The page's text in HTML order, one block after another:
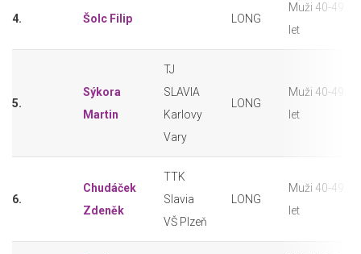
4. Šolc Filip LONG
Muži 40-49
let
5.
Sýkora
Martin
TJ
SLAVIA
Karlovy
Vary
LONG
Muži 40-49
let
6.
Chudáček
Zdeněk
TTK
Slavia
VŠ Plzeň
LONG
Muži 40-49
let